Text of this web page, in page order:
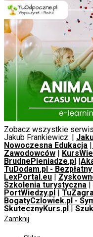
Zobacz wszystkie
Jakub Frankiewicz: |
Nowoczesna Edukacja |
Zawodowców |
BrudnePieniadze.pl |
TuDodam.pl -
LexPortal.eu |
Szkolenia turystyczna |
PortWiedzy.pl |
BogatyCzlowiek.pl -
SkutecznyKurs.pl |
Zamknij